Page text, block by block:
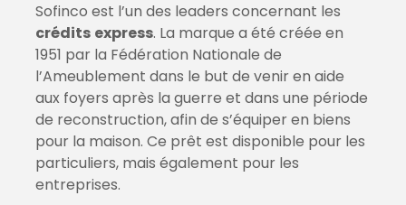
Sofinco est l’un des leaders concernant les
crédits express. La marque a été créée en
1951 par la Fédération Nationale de
l’Ameublement dans le but de venir en aide
aux foyers après la guerre et dans une période
de reconstruction, afin de s’équiper en biens
pour la maison. Ce prêt est disponible pour les
particuliers, mais également pour les
entreprises.